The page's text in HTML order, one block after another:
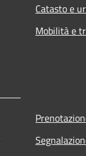
Catasto e
Mobilità e